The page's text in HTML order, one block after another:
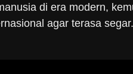
di era modern,
agar terasa segar.